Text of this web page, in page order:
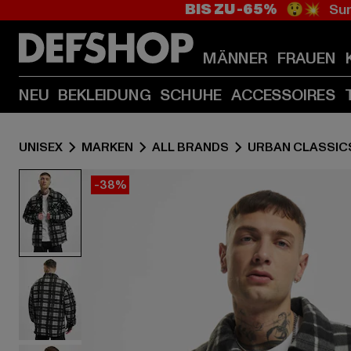
BIS ZU -65% 😲💥
MÄNNER FRAUEN
NEU BEKLEIDUNG SCHUHE ACCESSOIRES
UNISEX MARKEN ALL BRANDS URBAN
-38%